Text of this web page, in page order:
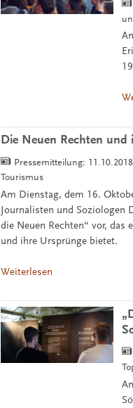
Die Neuen Rechten
Pressemitteilung:
Tourismus
Am Dienstag, dem 16.
Journalisten und Soziologen
die Neuen Rechten“ vor, das
und ihre Ursprünge bietet.
Weiterlesen